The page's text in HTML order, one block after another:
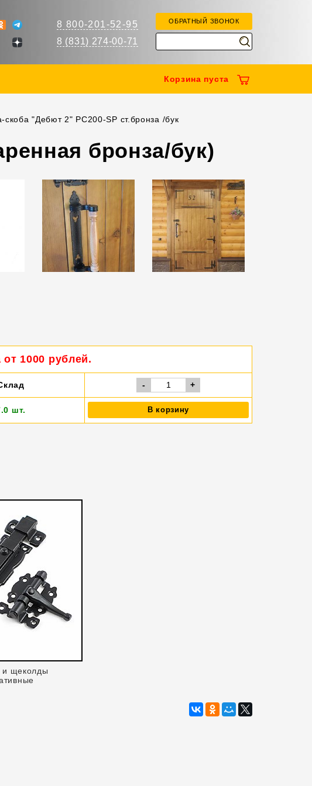
8 800-201-52-95
8 (831) 274-00-71
ОБРАТНЫЙ ЗВОНОК
Корзина пуста
скоба "Дебют 2" РС200-SР ст.бронза /бук
бронза/бук)
1000 рублей.
- +
шт. В корзину
и щеколды